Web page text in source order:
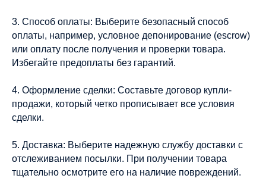
3. Способ оплаты: Выберите безопасный способ
оплаты, например, условное депонирование (escrow)
или оплату после получения и проверки товара.
Избегайте предоплаты без гарантий.
4. Оформление сделки: Составьте договор купли-
продажи, который четко прописывает все условия
сделки.
5. Доставка: Выберите надежную службу доставки с
отслеживанием посылки. При получении товара
тщательно осмотрите его на наличие повреждений.